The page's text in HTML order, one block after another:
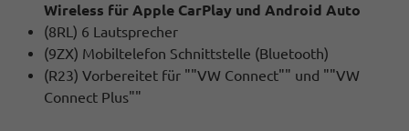
Wireless für Apple CarPlay und Android Auto
(8RL) 6 Lautsprecher
(9ZX) Mobiltelefon Schnittstelle (Bluetooth)
(R23) Vorbereitet für ""VW Connect"" und ""VW
Connect Plus""